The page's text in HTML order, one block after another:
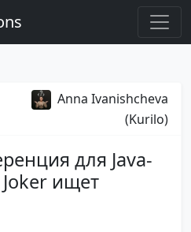
Anna Ivanishcheva
(Kurilo)
для Java-
ищет